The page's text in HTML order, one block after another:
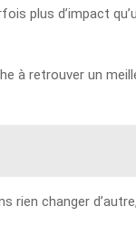
plus d’impact
à retrouver un
rien changer